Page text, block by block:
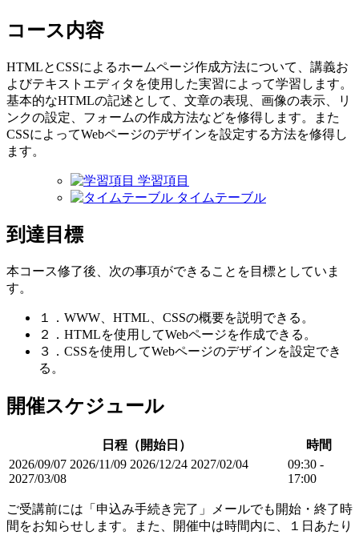
コース内容
HTMLとCSSによるホームページ作成方法について、講義お
よびテキストエディタを使用した実習によって学習します。
基本的なHTMLの記述として、文章の表現、画像の表示、リ
ンクの設定、フォームの作成方法などを修得します。また
CSSによってWebページのデザインを設定する方法を修得し
ます。
学習項目
タイムテーブル
到達目標
本コース修了後、次の事項ができることを目標としていま
す。
１．WWW、HTML、CSSの概要を説明できる。
２．HTMLを使用してWebページを作成できる。
３．CSSを使用してWebページのデザインを設定でき
る。
開催スケジュール
日程（開始日）
時間
2026/09/07 2026/11/09 2026/12/24 2027/02/04
2027/03/08
09:30 -
17:00
ご受講前には「申込み手続き完了」メールでも開始・終了時
間をお知らせします。また、開催中は時間内に、１日あたり